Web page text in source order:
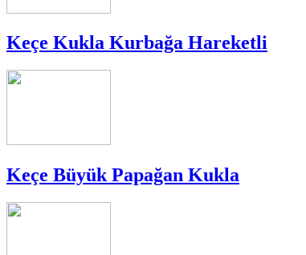
Keçe Kukla Kurbağa Hareketli
Keçe Büyük Papağan Kukla